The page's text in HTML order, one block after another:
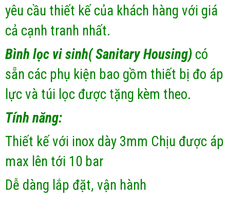
yêu cầu thiết kế của khách hàng với giá
cả cạnh tranh nhất.
Bình lọc vi sinh( Sanitary Housing) có
sẵn các phụ kiện bao gồm thiết bị đo áp
lực và túi lọc được tặng kèm theo.
Tính năng:
Thiết kế với inox dày 3mm Chịu được áp
max lên tới 10 bar
Dễ dàng lắp đặt, vận hành